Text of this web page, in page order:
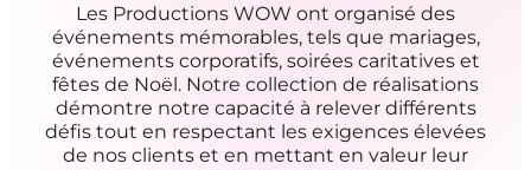
Les Productions WOW ont organisé des
événements mémorables, tels que mariages,
événements corporatifs, soirées caritatives et
fêtes de Noël. Notre collection de réalisations
démontre notre capacité à relever différents
défis tout en respectant les exigences élevées
de nos clients et en mettant en valeur leur